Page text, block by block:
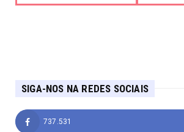
SIGA-NOS NA REDES SOCIAIS
737.531